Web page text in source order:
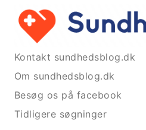
Kontakt sundhedsblog.dk
Om sundhedsblog.dk
Besøg os på facebook
Tidligere søgninger